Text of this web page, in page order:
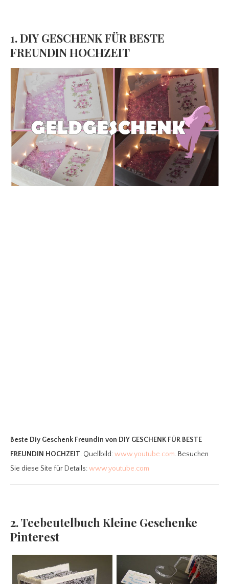
1. DIY GESCHENK FÜR BESTE
FREUNDIN HOCHZEIT
Beste Diy Geschenk Freundin von DIY GESCHENK FÜR BESTE
FREUNDIN HOCHZEIT. Quellbild:www.youtube.com. Besuchen
Sie diese Site für Details:www.youtube.com
2. Teebeutelbuch Kleine Geschenke
Pinterest